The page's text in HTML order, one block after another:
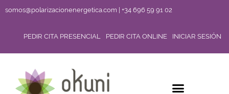
somos@polarizacionenergetica.com | +34 696 59 91 02
PEDIR CITA PRESENCIAL PEDIR CITA ONLINE INICIAR SESIÓN